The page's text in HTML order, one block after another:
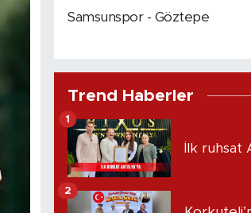
Samsunspor - Göztepe
Trend Haberler
İlk ruhsat
1
2